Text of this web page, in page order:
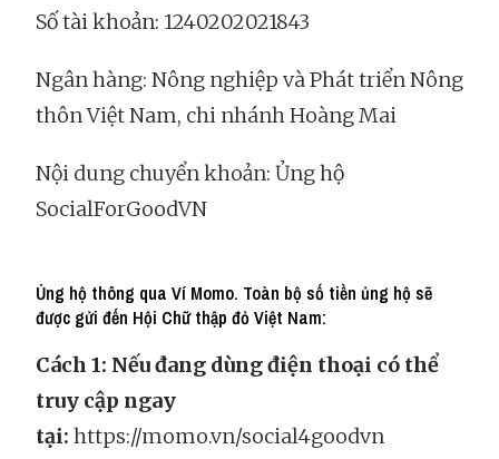
Số tài khoản: 1240202021843
Ngân hàng: Nông nghiệp và Phát triển Nông
thôn Việt Nam, chi nhánh Hoàng Mai
Nội dung chuyển khoản: Ủng hộ
SocialForGoodVN
Ủng hộ thông qua Ví Momo. Toàn bộ số tiền ủng hộ sẽ
được gửi đến Hội Chữ thập đỏ Việt Nam:
Cách 1: Nếu đang dùng điện thoại có thể
truy cập ngay
tại: https://momo.vn/social4goodvn